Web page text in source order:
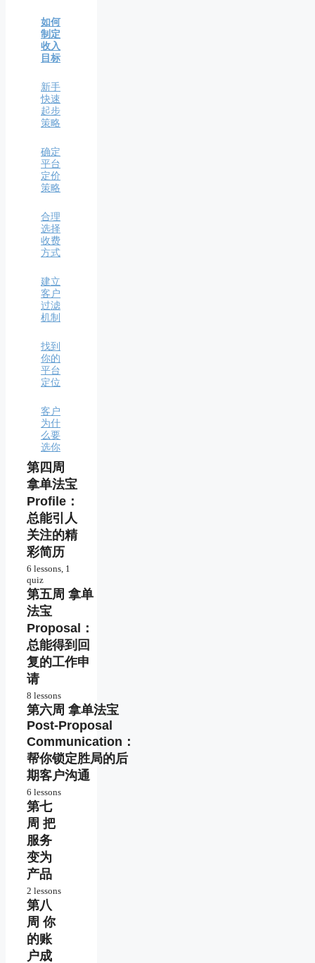
机会
国际
平台
大全
职业
平台
特点
平台
上的
收入
潜力
如何
准备
跨境
自由
现市
场需
求
挤到
红海
市场
里
合适
机会
太少
怎么
发现
更多
高收
会
全力
争取
个订
单
如何
制定
收入
目标
新手
快速
起步
策略
确定
平台
定价
策略
合理
选择
收费
方式
建立
客户
过滤
机制
找到
你的
平台
定位
客户
为什
么要
选你
第四周
拿单法宝
Profile：
总能引人
关注的精
彩简历
优秀
Profile
的基
本要
求
客户
由职
业者
有效
提升
Profile
质量
自信
的专
业形
象照
片
快速
获得
客户
的认
同
通过
6 lessons, 1
quiz
第五周 拿单
法宝
Proposal：
总能得到回
复的工作申
请
分析
客户
实需
求
Proposal
的核心
提升
Proposal
吸引力
Proposal
快速撰
写框架
快速
通过
8 lessons
第六周 拿单法宝
Post-Proposal
Communication：
帮你锁定胜局的后
期客户沟通
迅速
提高
拿单
成功
率
平台
的安
全沟
通守
则
大单
6 lessons
第七
周 把
服务
变为
产品
有竞
争力
的服
务产
品
2 lessons
第八
周 你
的账
户成